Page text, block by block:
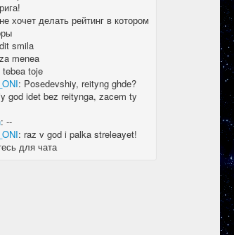
хочет делать рейтинг в котором
smila
menea
toje
: Posedevshiy, reityng ghde?
god idet bez reitynga, zacem ty
:--
: raz v god i palka streleayet!
для чата